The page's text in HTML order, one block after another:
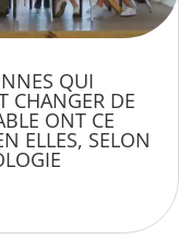
QUI
CHANGER DE
ONT CE
ELLES, SELON